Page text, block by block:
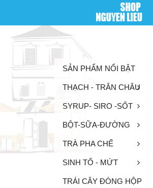
SẢN PHẨM NỔI BẬT
THẠCH - TRÂN CHÂU
SYRUP- SIRO -SỐT
BỘT-SỮA-ĐƯỜNG
TRÀ PHA CHẾ
SINH TỐ - MỨT
TRÁI CÂY ĐÓNG HỘP